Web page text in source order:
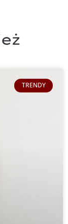
TRENDY